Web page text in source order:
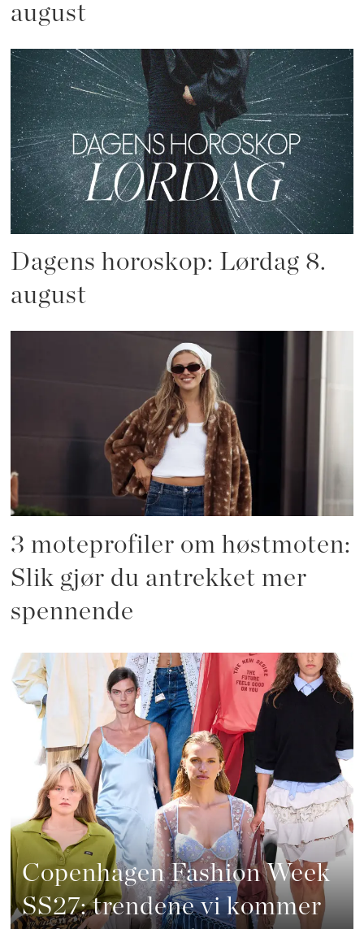
august
Dagens horoskop: Lørdag 8.
august
3 moteprofiler om høstmoten:
Slik gjør du antrekket mer
spennende
Copenhagen Fashion Week
SS27: trendene vi kommer